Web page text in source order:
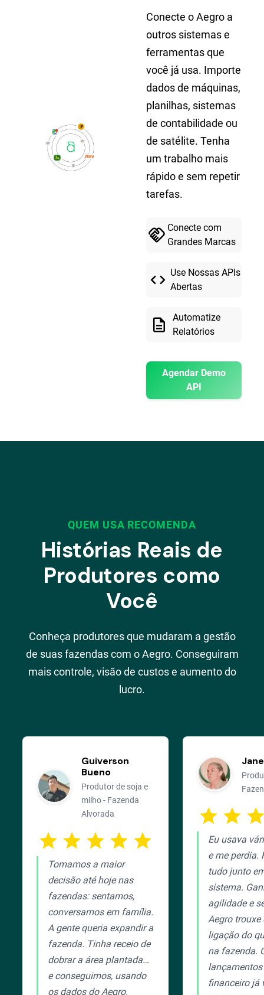
Conecte o Aegro a
outros sistemas e
ferramentas que
você já usa. Importe
dados de máquinas,
planilhas, sistemas
de contabilidade ou
de satélite. Tenha
um trabalho mais
rápido e sem repetir
tarefas.
handshake Conecte com
Grandes Marcas
code Use Nossas APIs
Abertas
description
Automatize
Relatórios
Agendar Demo
API
QUEM USA RECOMENDA
Histórias Reais de
Produtores como
Você
Conheça produtores que mudaram a gestão
de suas fazendas com o Aegro. Conseguiram
mais controle, visão de custos e aumento do
lucro.
Guiverson
Bueno
Produtor de soja e
milho - Fazenda
Alvorada
star star star star star
Tomamos a maior
decisão até hoje nas
fazendas: sentamos,
conversamos em família.
A gente queria expandir a
fazenda. Tinha receio de
dobrar a área plantada…
e conseguimos, usando
os dados do Aegro.
star star
Eu usava
e me perdia.
tudo junto
sistema.
agilidade e
Aegro trouxe
ligação do
na fazenda.
financeiro já